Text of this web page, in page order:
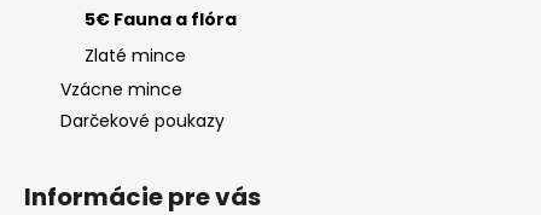
5€ Fauna a flóra
Zlaté mince
Vzácne mince
Darčekové poukazy
Informácie pre vás